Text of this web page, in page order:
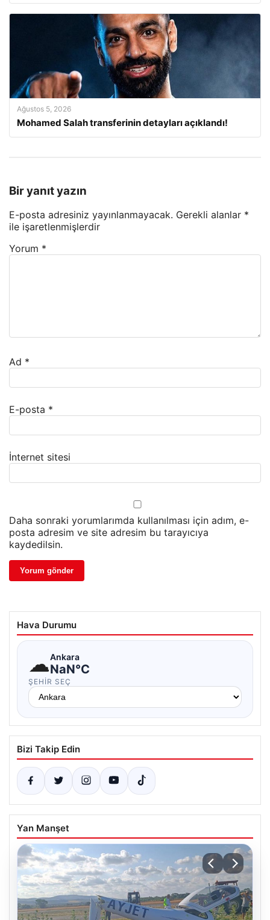
Ağustos 5, 2026
Mohamed Salah transferinin detayları açıklandı!
Bir yanıt yazın
E-posta adresiniz yayınlanmayacak. Gerekli alanlar *
ile işaretlenmişlerdir
Yorum *
Ad *
E-posta *
İnternet sitesi
Daha sonraki yorumlarımda kullanılması için adım, e-
posta adresim ve site adresim bu tarayıcıya
kaydedilsin.
Hava Durumu
☁Ankara
NaN°C
ŞEHIR SEÇ
Bizi Takip Edin
Yan Manşet